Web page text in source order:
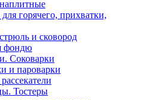
горячего, прихватки,
и сковород
фондю
Соковарки
и пароварки
Тостеры